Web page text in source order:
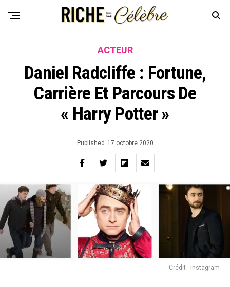
ACTEUR
Daniel Radcliffe : Fortune,
Carrière Et Parcours De
« Harry Potter »
Published 17 octobre 2020
Crédit : Instagram